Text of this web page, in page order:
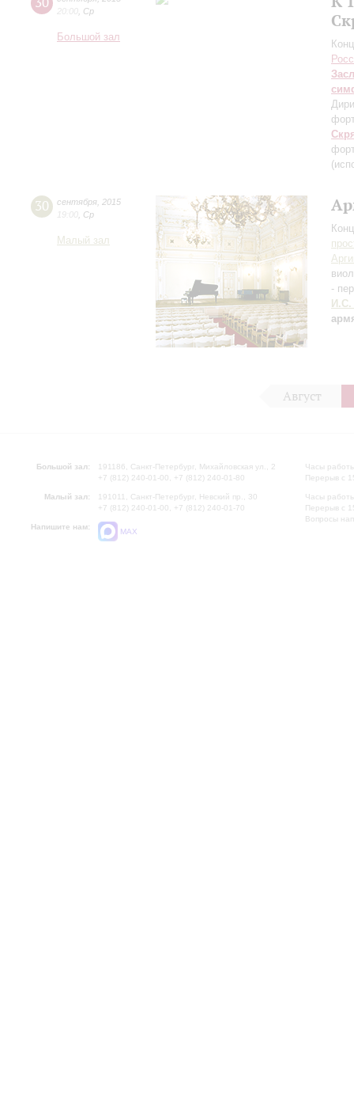
20:00 Ср
Большой зал
30 сентября 2015
19:00 Ср
Малый зал
-
И.С.
Август
Большой зал:
191186, Санкт-Петербург, Михайловская ул., 2
+7 (812) 240-01-00, +7 (812) 240-01-80
Малый зал:
191011, Санкт-Петербург, Невский пр., 30
+7 (812) 240-01-00, +7 (812) 240-01-70
Напишите нам:
MAX
Часы
Перерыв с
Часы
Перерыв с
Вопросы